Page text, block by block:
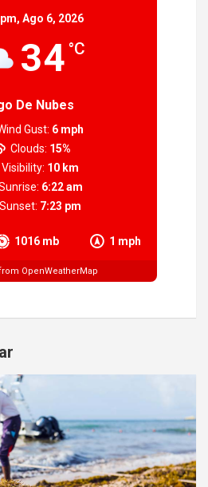
Ago 6, 2026
34 °C
De Nubes
1016 mb 1 mph
Gust: 6 mph
Clouds: 15%
Visibility: 10 km
6:22 am
Sunset: 7:23 pm
OpenWeatherMap